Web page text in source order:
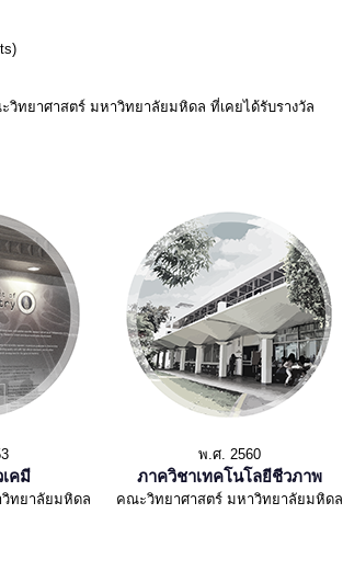
วิทยาศาสตร์ มหาวิทยาลัยมหิดล ที่เคยได้รับรางวัล
คมี
ทยาลัยมหิดล
พ.ศ. 2560
ภาควิชาเทคโนโลยีชีวภาพ
คณะวิทยาศาสตร์ มหาวิทยาลัยมหิดล